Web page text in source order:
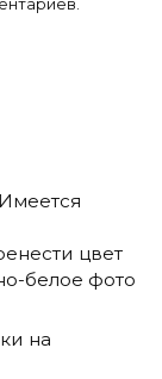
цвет
белое фото
на